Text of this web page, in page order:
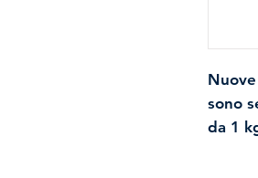
sono
da 1